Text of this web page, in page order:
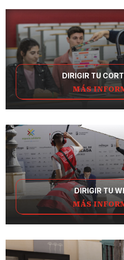
DIRIGIR TU
MÁS
DIRIGIR TU
MÁS